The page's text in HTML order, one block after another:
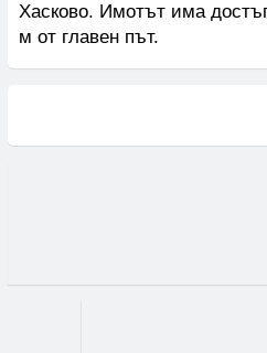
Хасково. Имотът има
м от главен път.